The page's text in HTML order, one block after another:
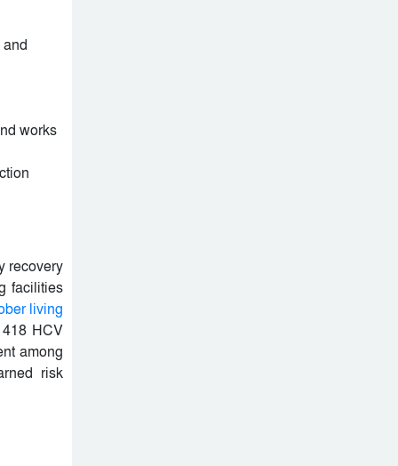
works
recovery
facilities
living
HCV
among
risk